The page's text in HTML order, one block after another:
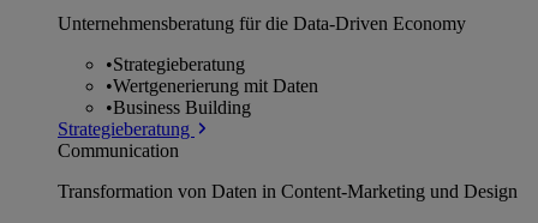
Unternehmens­beratung für die Data-Driven Economy
•Strategieberatung
•Wertgenerierung mit Daten
•Business Building
Strategieberatung
Communication
Transformation von Daten in Content-Marketing und Design